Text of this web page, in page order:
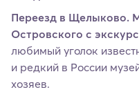
Переезд в Щелыково.
Островского с
любимый уголок
и редкий в России
хозяев.